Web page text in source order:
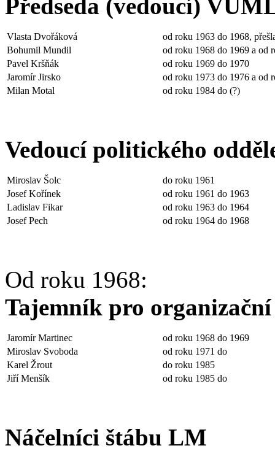
Předseda (vedoucí)
Vlasta Dvořáková
od roku 1963 do 1968,
Bohumil Mundil
od roku 1968 do 1969 a od
Pavel Kršňák
od roku 1969 do 1970
Jaromír Jirsko
od roku 1973 do 1976 a od
Milan Motal
od roku 1984 do (?)
Vedoucí politického
Miroslav Šolc
do roku 1961
Josef Kořínek
od roku 1961 do 1963
Ladislav Fikar
od roku 1963 do 1964
Josef Pech
od roku 1964 do 1968
Od roku 1968:
Tajemník pro
Jaromír Martinec
od roku 1968 do 1969
Miroslav Svoboda
od roku 1971 do
Karel Žrout
do roku 1985
Jiří Menšík
od roku 1985 do
Náčelníci štábu LM